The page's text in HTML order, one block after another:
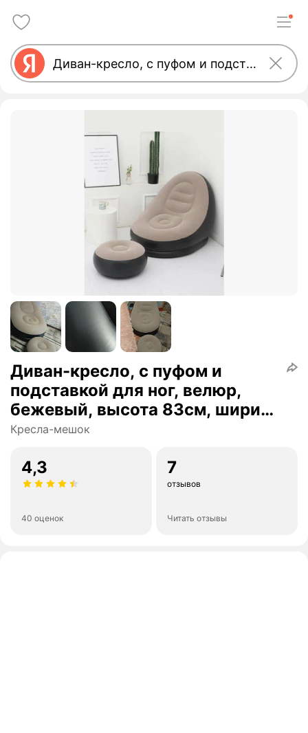
Диван-кресло, с пуфом и
подставкой для ног, велюр,
бежевый, высота 83см, ширина
105см BM
Кресла-мешок
4,3
40 оценок
7
отзывов
Читать отзывы